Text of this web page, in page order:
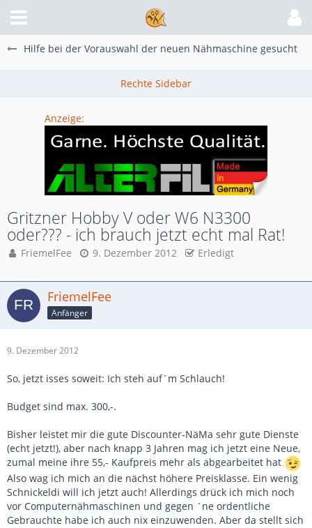
Hilfe bei der Vorauswahl der neuen Nähmaschine gesucht
Anzeige:
Gritzner Hobby V oder W6 N3300
oder??? - ich brauch jetzt echt mal Rat!
FriemelFee 9. Dezember 2012 Erledigt
FriemelFee
Anfänger
9. Dezember 2012
So, jetzt isses soweit: Ich steh auf´m Schlauch!
Budget sind max. 300,-.
Bisher leistet mir die gute Discounter-NäMa sehr gute Dienste
(echt jetzt!), aber nach knapp 3 Jahren mag ich jetzt eine Neue,
zumal meine ihre 55,- Kaufpreis mehr als abgearbeitet hat
Also wag ich mich an die nächst höhere Preisklasse. Ein wenig
Schnickeldi will ich jetzt auch! Allerdings drück ich mich noch
vor Computernähmaschinen und gegen ´ne ordentliche
Gebrauchte habe ich auch nix einzuwenden. Aber da stellt sich